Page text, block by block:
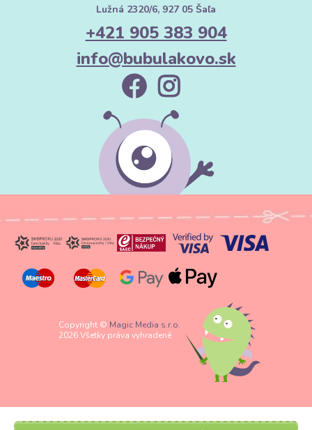
Lužná 2320/6, 927 05 Šaľa
+421 905 383 904
info@bubulakovo.sk
Copyright © Magic Media s.r.o.
2026 Všetky práva vyhradené